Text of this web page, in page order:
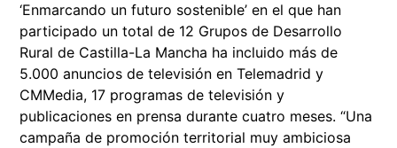
‘Enmarcando un futuro sostenible’ en el que han
participado un total de 12 Grupos de Desarrollo
Rural de Castilla-La Mancha ha incluido más de
5.000 anuncios de televisión en Telemadrid y
CMMedia, 17 programas de televisión y
publicaciones en prensa durante cuatro meses. “Una
campaña de promoción territorial muy ambiciosa